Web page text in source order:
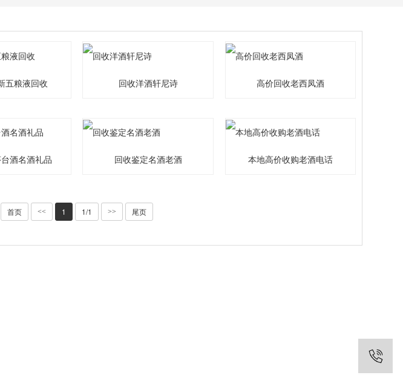
五粮液回收 回收洋酒轩尼诗 高价回收老西凤酒
酒名酒礼品 回收鉴定名酒老酒 本地高价收购老酒电话
首页 << 1 1/1 >> 尾页